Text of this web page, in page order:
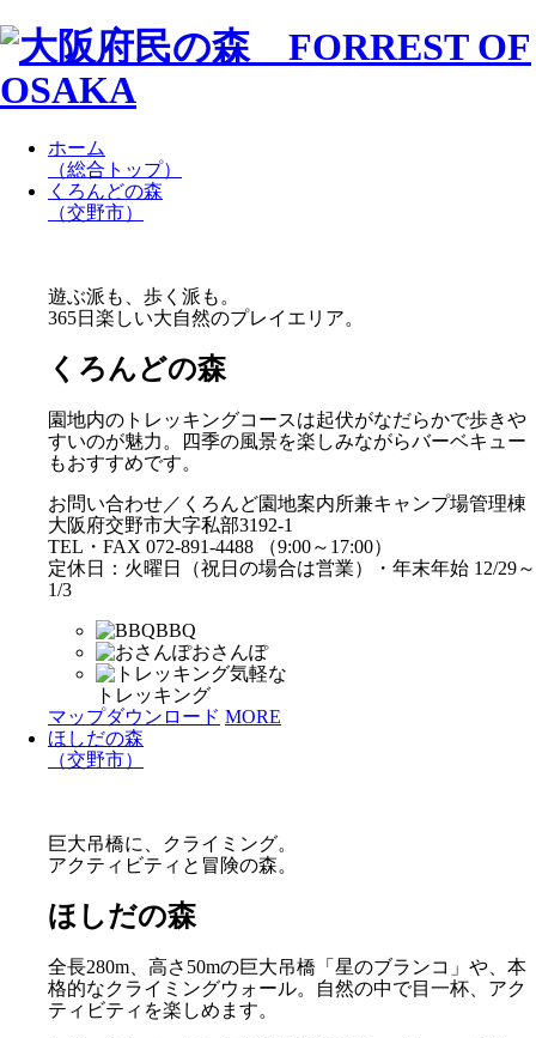
ホーム
（総合トップ）
くろんどの森
（交野市）
遊ぶ派も、歩く派も。
365日楽しい大自然のプレイエリア。
くろんどの森
園地内のトレッキングコースは起伏がなだらかで歩きや
すいのが魅力。四季の風景を楽しみながらバーベキュー
もおすすめです。
お問い合わせ／くろんど園地案内所兼キャンプ場管理棟
大阪府交野市大字私部3192-1
TEL・FAX 072-891-4488 （9:00～17:00）
定休日：火曜日（祝日の場合は営業）・年末年始 12/29～
1/3
BBQ
おさんぽ
気軽な
トレッキング
マップダウンロード MORE
ほしだの森
（交野市）
巨大吊橋に、クライミング。
アクティビティと冒険の森。
ほしだの森
全長280m、高さ50mの巨大吊橋「星のブランコ」や、本
格的なクライミングウォール。自然の中で目一杯、アク
ティビティを楽しめます。